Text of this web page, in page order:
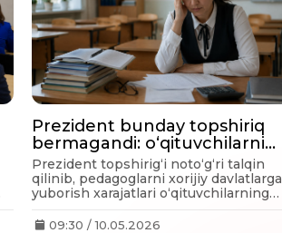
Prezident bunday topshiriq
bermagandi: o‘qituvchilarni
xorijga yuborish xarajatlari
ularning bo‘yniga ilindi
Prezident topshirig‘i noto‘g‘ri talqin
qilinib, pedagoglarni xorijiy davlatlarga
yuborish xarajatlari o‘qituvchilarning
o‘ziga yuklab qo‘yilmoqda.
09:30 / 10.05.2026